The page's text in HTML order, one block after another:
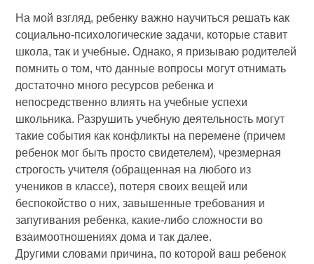
На мой взгляд, ребенку важно научиться решать как
социально-психологические задачи, которые ставит
школа, так и учебные. Однако, я призываю родителей
помнить о том, что данные вопросы могут отнимать
достаточно много ресурсов ребенка и
непосредственно влиять на учебные успехи
школьника. Разрушить учебную деятельность могут
такие события как конфликты на перемене (причем
ребенок мог быть просто свидетелем), чрезмерная
строгость учителя (обращенная на любого из
учеников в классе), потеря своих вещей или
беспокойство о них, завышенные требования и
запугивания ребенка, какие-либо сложности во
взаимоотношениях дома и так далее.
Другими словами причина, по которой ваш ребенок